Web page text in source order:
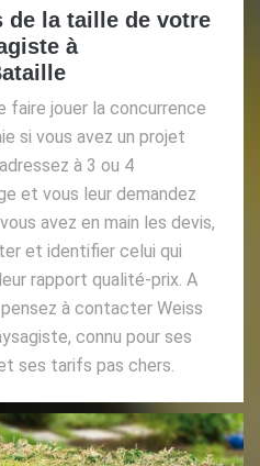
de la taille de votre
à
faire jouer la concurrence
si vous avez un projet
à 3 ou 4
et vous leur demandez
avez en main les devis,
et identifier celui qui
rapport qualité-prix. A
à contacter Weiss
connu pour ses
ses tarifs pas chers.